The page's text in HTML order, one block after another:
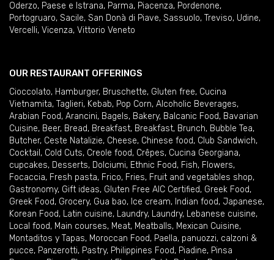
Oderzo, Paese e Istrana, Parma, Piacenza, Pordenone,
Portogruaro, Sacile, San Donà di Piave, Sassuolo, Treviso, Udine,
Vercelli, Vicenza, Vittorio Veneto
OUR RESTAURANT OFFERINGS
Cioccolato, Hamburger, Bruschette, Gluten free, Cucina
Vietnamita, Taglieri, Kebab, Pop Corn, Alcoholic Beverages,
Arabian Food, Arancini, Bagels, Bakery, Balcanic Food, Bavarian
Cuisine, Beer, Bread, Breakfast, Breakfast, Brunch, Bubble Tea,
Butcher, Ceste Natalizie, Cheese, Chinese food, Club Sandwich,
Cocktail , Cold Cuts, Creole food, Crêpes, Cucina Georgiana,
cupcakes, Desserts, Dolciumi, Ethnic Food, Fish, Flowers,
Focaccia, Fresh pasta, Frico, Fries, Fruit and vegetables shop,
Gastronomy, Gift ideas, Gluten Free AIC Certified, Greek Food,
Greek Food, Grocery, Gua bao, Ice cream, Indian food, Japanese,
Korean Food, Latin cuisine, Laundry, Laundry, Lebanese cuisine,
Local food, Main courses, Meat, Meatballs, Mexican Cuisine,
Montaditos y Tapas, Moroccan Food, Paella, panuozzi, calzoni &
pucce, Panzerotti, Pastry, Philippines Food, Piadine, Pinsa